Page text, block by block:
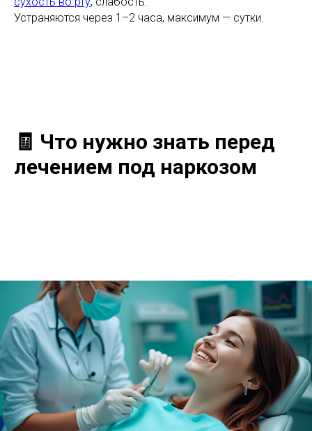
Устраняются через 1–2 часа, максимум — сутки.
🧾 Что нужно знать перед
лечением под наркозом